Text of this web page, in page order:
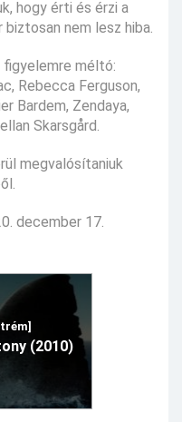
hogy érti és érzi a
nem lesz hiba.
figyelemre méltó:
Rebecca Ferguson,
Bardem, Zendaya,
Skarsgård.
megvalósítaniuk
december 17.
(2010)